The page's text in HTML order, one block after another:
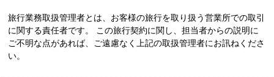
旅行業務取扱管理者とは、お客様の旅行を取り扱う営業所での取引
に関する責任者です。 この旅行契約に関し、担当者からの説明に
ご不明な点があれば、ご遠慮なく上記の取扱管理者にお訊ねくださ
い。